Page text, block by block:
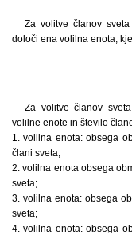
Za volitve članov
določi ena volilna enota,
Za volitve članov
volilne enote in število
1. volilna enota: obsega
člani sveta;
2. volilna enota obsega
sveta;
3. volilna enota: obsega
sveta;
4. volilna enota: obsega